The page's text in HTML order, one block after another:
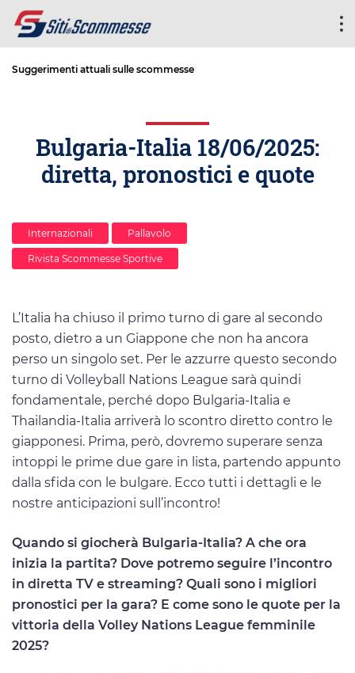
Suggerimenti attuali sulle scommesse
Bulgaria-Italia 18/06/2025:
diretta, pronostici e quote
Internazionali Pallavolo
Rivista Scommesse Sportive
L’Italia ha chiuso il primo turno di gare al secondo
posto, dietro a un Giappone che non ha ancora
perso un singolo set. Per le azzurre questo secondo
turno di Volleyball Nations League sarà quindi
fondamentale, perché dopo Bulgaria-Italia e
Thailandia-Italia arriverà lo scontro diretto contro le
giapponesi. Prima, però, dovremo superare senza
intoppi le prime due gare in lista, partendo appunto
dalla sfida con le bulgare. Ecco tutti i dettagli e le
nostre anticipazioni sull’incontro!
Quando si giocherà Bulgaria-Italia? A che ora
inizia la partita? Dove potremo seguire l’incontro
in diretta TV e streaming? Quali sono i migliori
pronostici per la gara? E come sono le quote per la
vittoria della Volley Nations League femminile
2025?